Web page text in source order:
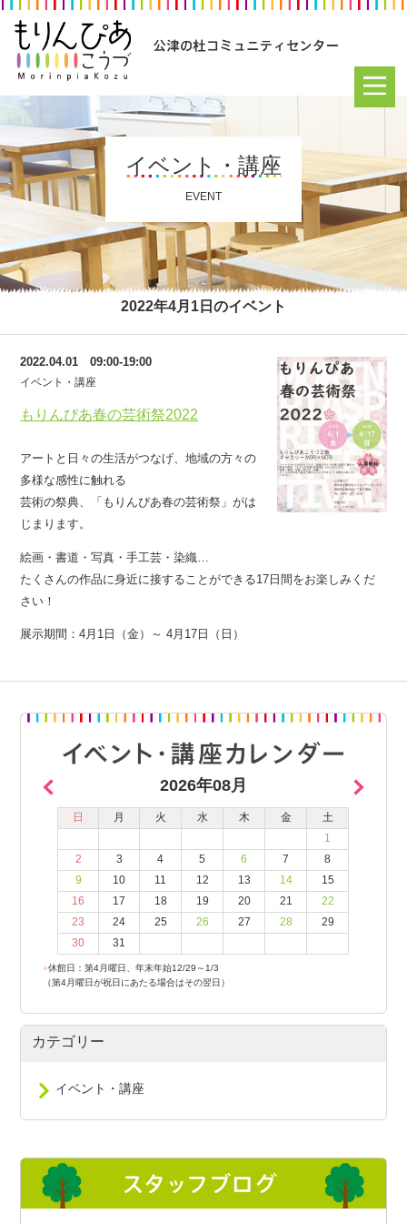
イベント・講座
EVENT
2022年4月1日のイベント
もりんぴあ春の芸術祭2022
2022.04.01 09:00-19:00
イベント・講座
アートと日々の生活がつなげ、地域の方々の
多様な感性に触れる
芸術の祭典、「もりんぴあ春の芸術祭」がは
じまります。
絵画・書道・写真・手工芸・染織…
たくさんの作品に身近に接することができる17日間をお楽しみくだ
さい！
展示期間：4月1日（金）～ 4月17日（日）
2026年08月
日 月 火 水 木 金
土
1
2
3 4 5 6 7
8
9
10 11 12 13 14
15
16
17 18 19 20 21
22
23
24 25 26 27 28
29
30
31
●休館日：第4月曜日、年末年始12/29～1/3
（第4月曜日が祝日にあたる場合はその翌日）
カテゴリー
イベント・講座